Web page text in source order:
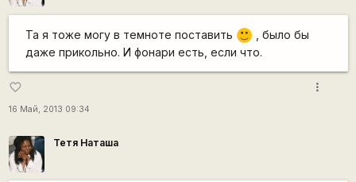
Та я тоже могу в темноте поставить :)
, было бы
даже прикольно. И фонари есть, если что.
favorite_border
16 Май, 2013 09:34
more_vert
Тетя Наташа